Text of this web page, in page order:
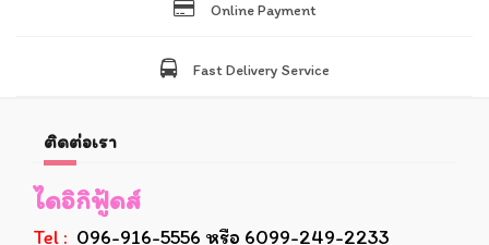
Online Payment
Fast Delivery Service
ติดต่อเรา
ไดอิกิฟู้ดส์
Tel : 096-916-5556 หรือ 6099-249-2233